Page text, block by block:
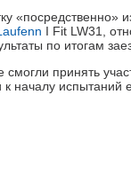
«посредственно»
I Fit LW31,
по итогам
смогли принять
началу